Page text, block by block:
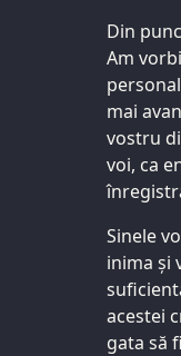
Din
Am
mai
vostru
voi, ca
Sinele
inima și
acestei
gata să